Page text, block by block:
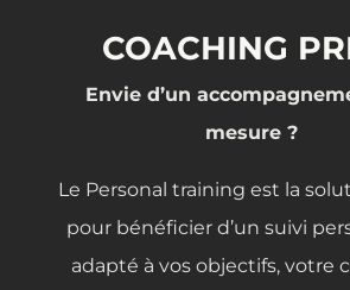
COACHING
Envie d’un
mesure ?
Le Personal training est la
pour bénéficier d’un suivi
adapté à vos objectifs, votre